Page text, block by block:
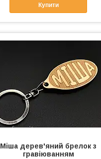
Купити
Міша дерев'яний брелок з
гравіюванням